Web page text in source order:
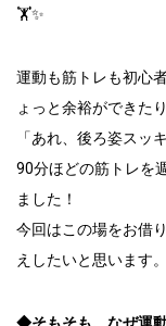
🏋️✨
運動も筋トレも初心
ょっと余裕ができたり
「あれ、後ろ姿スッ
90分ほどの筋トレを
ました！
今回はこの場をお借
えしたいと思います。